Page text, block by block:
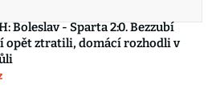
Boleslav - Sparta 2:0. Bezzubí
opět ztratili, domácí rozhodli v